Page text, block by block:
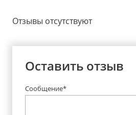
Отзывы отсутствуют
Оставить отзыв
Сообщение*